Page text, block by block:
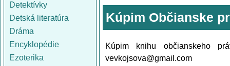
Detektívky
Detská literatúra
Dráma
Encyklopédie
Ezoterika
Kúpim Občianske
Kúpim knihu občianskeho
vevkojsova@gmail.com